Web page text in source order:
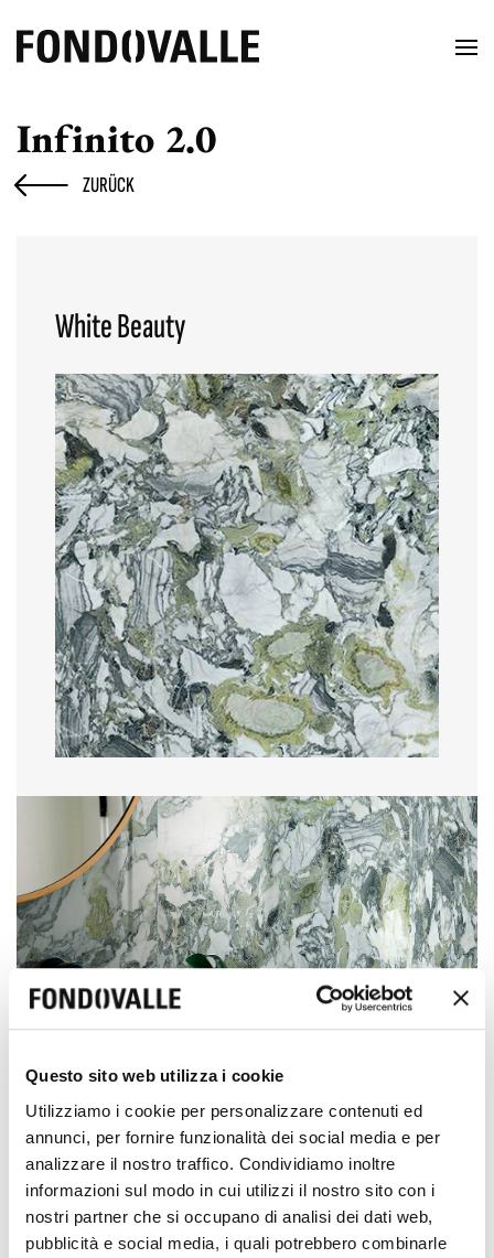
Questo sito web utilizza i cookie
Utilizziamo i cookie per personalizzare contenuti ed
annunci, per fornire funzionalità dei social media e per
analizzare il nostro traffico. Condividiamo inoltre
informazioni sul modo in cui utilizzi il nostro sito con i
nostri partner che si occupano di analisi dei dati web,
pubblicità e social media, i quali potrebbero combinarle
ZURÜCK
Infinito 2.0
White Beauty
Polished
6 mm / 0.24"